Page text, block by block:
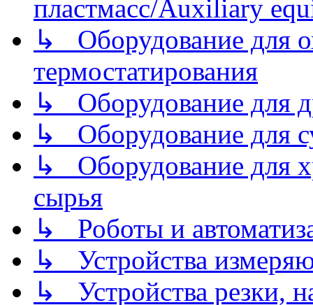
пластмасс/Auxiliary
↳ Оборудование для
термостатирования
↳ Оборудование для
↳ Оборудование для
↳ Оборудование для
сырья
↳ Роботы и
↳ Устройства
↳ Устройства резки,